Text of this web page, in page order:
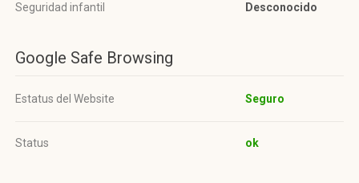
Seguridad infantil
Desconocido
Google Safe Browsing
Estatus del Website Seguro
Status ok